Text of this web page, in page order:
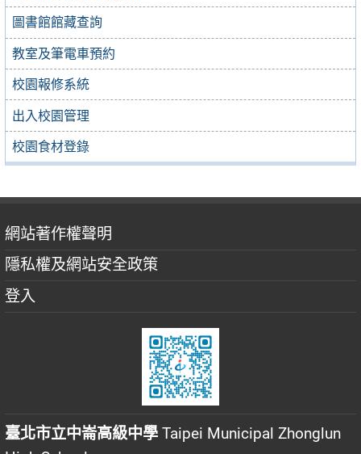
圖書館館藏查詢
教室及筆電車預約
校園報修系統
出入校園管理
校園食材登錄
網站著作權聲明
隱私權及網站安全政策
登入
臺北市立中崙高級中學 Taipei Municipal Zhonglun